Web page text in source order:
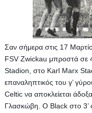
Σαν σήμερα στις 17
FSV Zwickau μπροστά σε
Stadion, στο Karl Marx
επαναληπτικός του γ’
Celtic να αποκλείεται
Γλασκώβη. Ο Black στο 3’